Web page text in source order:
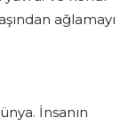
ağlamayı
İnsanın